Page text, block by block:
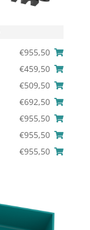
€955,50
€459,50
€509,50
€692,50
€955,50
€955,50
€955,50